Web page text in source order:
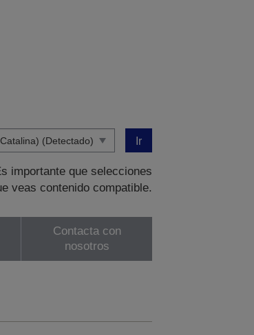
Ir
importante que selecciones
veas contenido compatible.
Contacta con
nosotros